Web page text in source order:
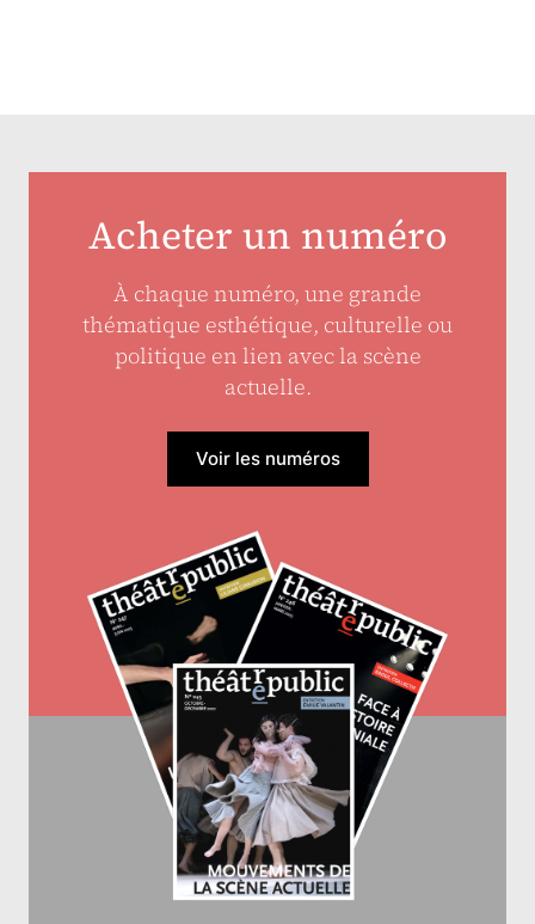
Acheter un numéro
À chaque numéro, une grande
thématique esthétique, culturelle ou
politique en lien avec la scène
actuelle.
Voir les numéros